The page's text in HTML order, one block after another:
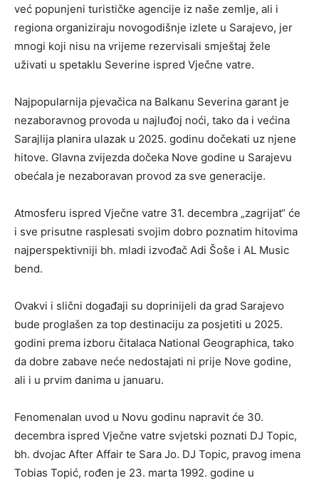
već popunjeni turističke agencije iz naše zemlje, ali i
regiona organiziraju novogodišnje izlete u Sarajevo, jer
mnogi koji nisu na vrijeme rezervisali smještaj žele
uživati u spetaklu Severine ispred Vječne vatre.
Najpopularnija pjevačica na Balkanu Severina garant je
nezaboravnog provoda u najluđoj noći, tako da i većina
Sarajlija planira ulazak u 2025. godinu dočekati uz njene
hitove. Glavna zvijezda dočeka Nove godine u Sarajevu
obećala je nezaboravan provod za sve generacije.
Atmosferu ispred Vječne vatre 31. decembra „zagrijat“ će
i sve prisutne rasplesati svojim dobro poznatim hitovima
najperspektivniji bh. mladi izvođač Adi Šoše i AL Music
bend.
Ovakvi i slični događaji su doprinijeli da grad Sarajevo
bude proglašen za top destinaciju za posjetiti u 2025.
godini prema izboru čitalaca National Geographica, tako
da dobre zabave neće nedostajati ni prije Nove godine,
ali i u prvim danima u januaru.
Fenomenalan uvod u Novu godinu napravit će 30.
decembra ispred Vječne vatre svjetski poznati DJ Topic,
bh. dvojac After Affair te Sara Jo. DJ Topic, pravog imena
Tobias Topić, rođen je 23. marta 1992. godine u